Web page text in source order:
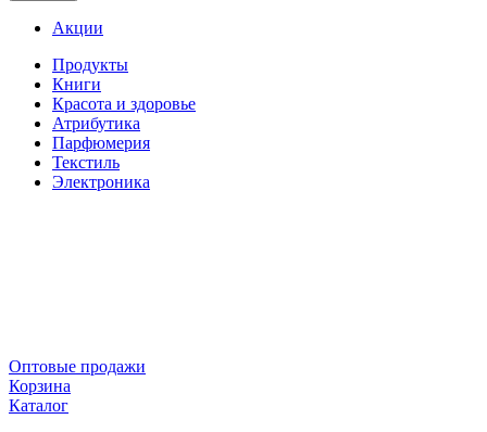
Акции
Продукты
Книги
Красота и здоровье
Атрибутика
Парфюмерия
Текстиль
Электроника
Оптовые продажи
Корзина
Каталог